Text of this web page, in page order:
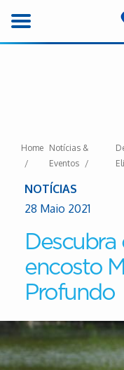
Home Notícias &
Eventos
NOTÍCIAS
28 Maio 2021
Descubra
encosto
Profundo